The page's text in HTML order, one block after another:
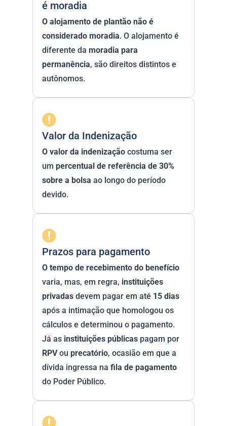
é moradia
O alojamento de plantão não é
considerado moradia. O alojamento é
diferente da moradia para
permanência, são direitos distintos e
autônomos.
Valor da Indenização
O valor da indenização costuma ser
um percentual de referência de 30%
sobre a bolsa ao longo do período
devido.
Prazos para pagamento
O tempo de recebimento do benefício
varia, mas, em regra, instituições
privadas devem pagar em até 15 dias
após a intimação que homologou os
cálculos e determinou o pagamento.
Já as instituições públicas
pagam por
RPV ou precatório, ocasião em que a
dívida ingressa na fila de pagamento
do Poder Público.